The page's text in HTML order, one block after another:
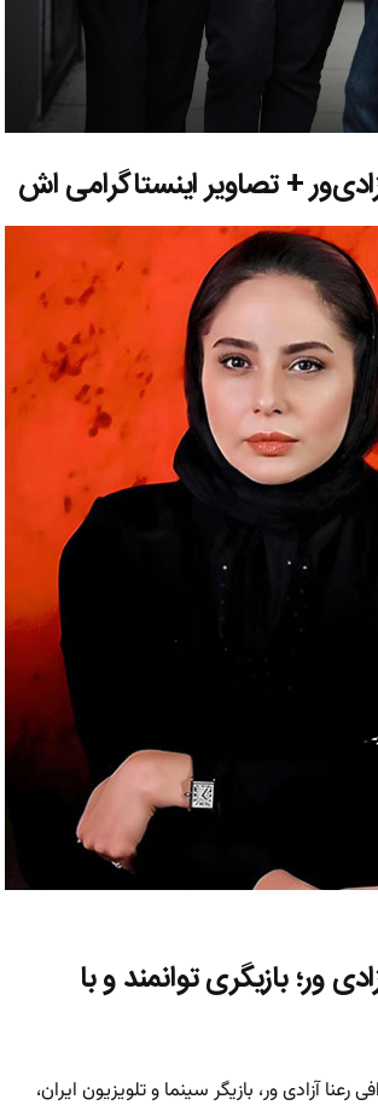
+ تصاویر اینستاگرامی اش
ور؛ بازیگری توانمند و با
رعنا آزادی ور، بازیگر سینما و تلویزیون ایران،